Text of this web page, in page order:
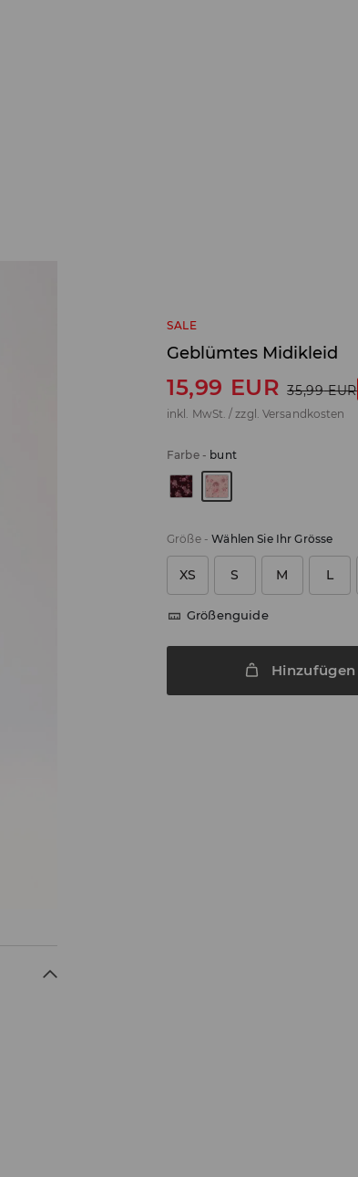
SALE
Geblümtes Midikleid
15,99 EUR 35,99 EUR
inkl. MwSt. / zzgl. Versandkosten
Farbe- bunt
Größe-Wählen Sie Ihr Grösse
XS S M L
Größenguide
Hinzufügen